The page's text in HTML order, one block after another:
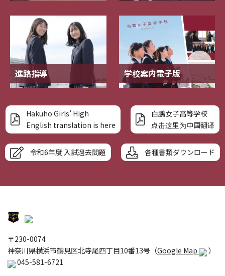
進路指導 学校案内電子版
Hakuho Girls’ High
English translation is here
白鵬女子高等学校
点击这里为中国翻译
令和6年度 入試過去問題 各種書類ダウンロード
〒230-0074
神奈川県横浜市鶴見区北寺尾四丁目10番13号（Google Map
）
045-581-6721